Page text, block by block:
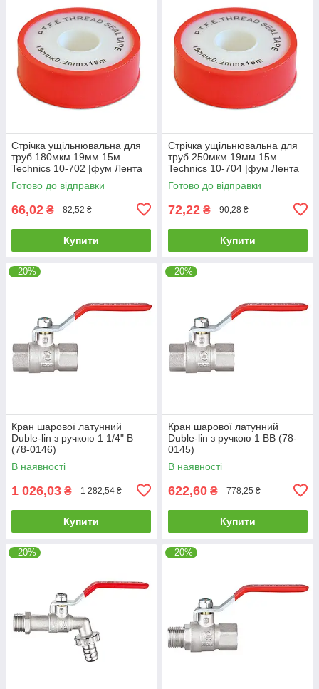
Стрічка ущільнювальна для
труб 180мкм 19мм 15м
Technics 10-702 |фум Лента
уплотнительная для труб
180мкм 19мм 15м Technics
Готово до відправки
66,02 ₴ 82,52 ₴
Купити
Стрічка ущільнювальна для
труб 250мкм 19мм 15м
Technics 10-704 |фум Лента
уплотнительная для труб
250мкм 19мм 15м Technics
Готово до відправки
72,22 ₴ 90,28 ₴
Купити
–20%
Кран шарової латунний
Duble-lin з ручкою 1 1/4" В
(78-0146)
В наявності
1 026,03 ₴ 1 282,54 ₴
Купити
–20%
Кран шарової латунний
Duble-lin з ручкою 1 ВВ (78-
0145)
В наявності
622,60 ₴ 778,25 ₴
Купити
–20% –20%